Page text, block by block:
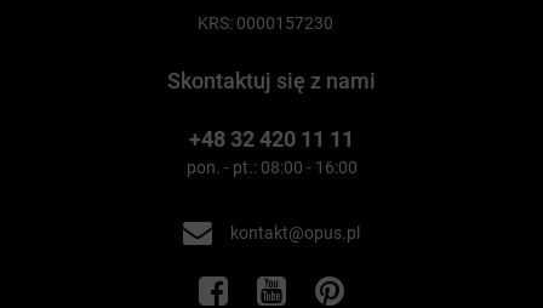
KRS: 0000157230
Skontaktuj się z nami
+48 32 420 11 11
pon. - pt.: 08:00 - 16:00
kontakt@opus.pl